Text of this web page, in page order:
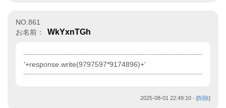
NO.861
お名前：
WkYxnTGh
'+response.write(9797597*9174896)+'
2025-08-01 22:49:10 - [削除]